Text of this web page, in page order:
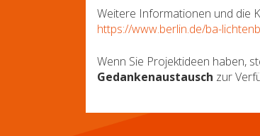
Weitere Informationen und die
https://www.berlin.de/ba-
Wenn Sie Projektideen haben,
Gedankenaustausch zur